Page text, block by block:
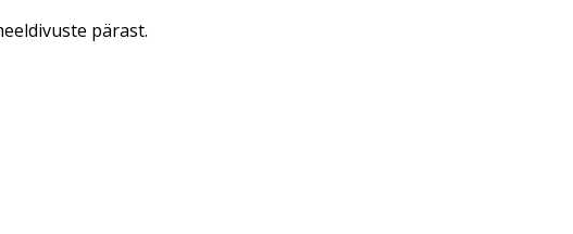
pärast.